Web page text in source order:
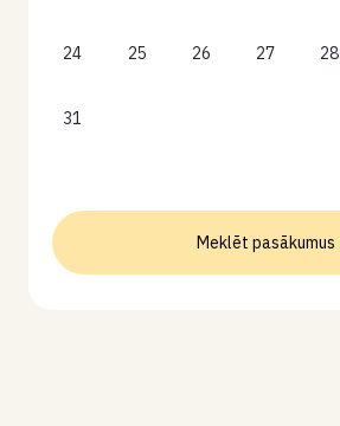
24 25 26 27 28
31
Meklēt pasākumus